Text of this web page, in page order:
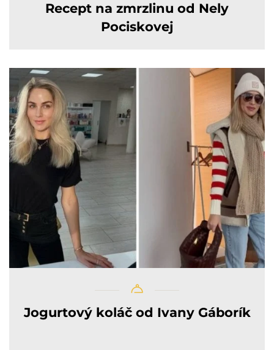
Recept na zmrzlinu od Nely
Pociskovej
Jogurtový koláč od Ivany Gáborík